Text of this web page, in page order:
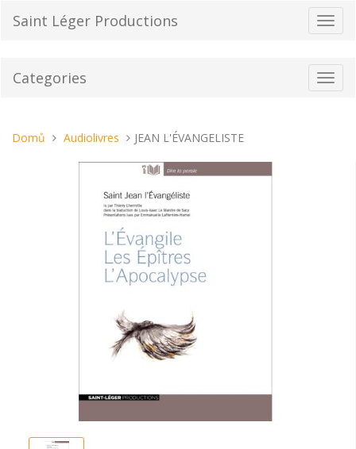
Saint Léger Productions
Categories
Nacházíte
Domů Audiolivres JEAN L'ÉVANGELISTE